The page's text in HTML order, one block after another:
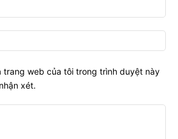
trang web của tôi trong trình duyệt này
xét.